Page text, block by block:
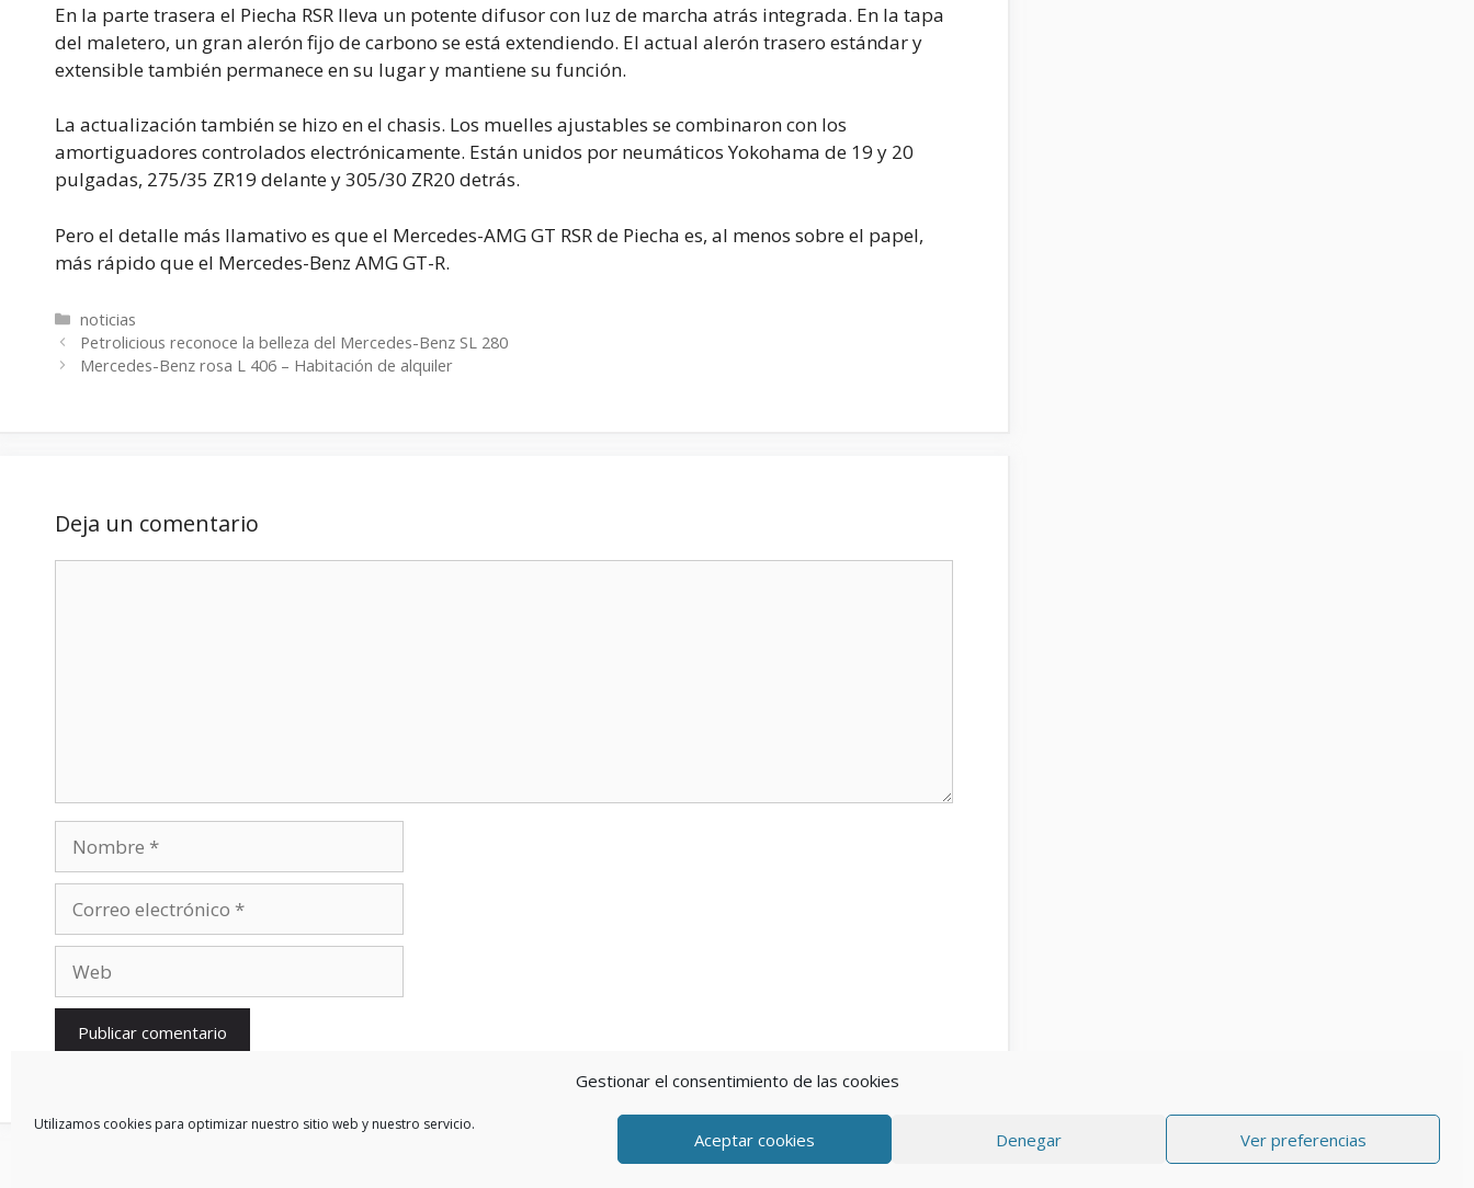
Gestionar el consentimiento de las cookies
Utilizamos cookies para optimizar nuestro sitio web y nuestro servicio.
Aceptar cookies Denegar Ver preferencias
En la parte trasera el Piecha RSR lleva un potente difusor con luz de marcha atrás integrada. En la tapa
del maletero, un gran alerón fijo de carbono se está extendiendo. El actual alerón trasero estándar y
extensible también permanece en su lugar y mantiene su función.
La actualización también se hizo en el chasis. Los muelles ajustables se combinaron con los
amortiguadores controlados electrónicamente. Están unidos por neumáticos Yokohama de 19 y 20
pulgadas, 275/35 ZR19 delante y 305/30 ZR20 detrás.
Pero el detalle más llamativo es que el Mercedes-AMG GT RSR de Piecha es, al menos sobre el papel,
más rápido que el Mercedes-Benz AMG GT-R.
Categorías
noticias
Petrolicious reconoce la belleza del Mercedes-Benz SL 280
Mercedes-Benz rosa L 406 – Habitación de alquiler
Deja un comentario
electrónico